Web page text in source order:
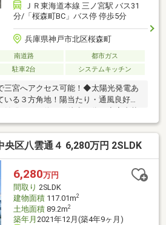
ＪＲ東海道本線 三ノ宮駅 バス31
分/「桜森町BC」バス停 停歩5分
兵庫県神戸市北区桜森町
南道路
都市ガス
駐車2台 システムキッチン
宮へアクセス可能！◆太陽光発電あ
る３方角地！陽当たり・通風良好！
始発のバス停まで徒歩５分！◆室内状
リビングダイニング・キッチンは２
７５０ｍｍ）◆ご家族との会話が弾む
横にパントリーあり！◆掘りごたつの
WAYの大容量SICあり！◆ご家族や
トと遊んだり、家庭菜園・ガーデニン
◆収納豊富な間取り！ＬＤＫにガス床
央区八雲通４ 6,280万円 2SLDK
6,280万円
間取り 2SLDK
建物面積117.01m2
土地面積89.2m2
築年月 2021年12月(築4年9ヶ月)